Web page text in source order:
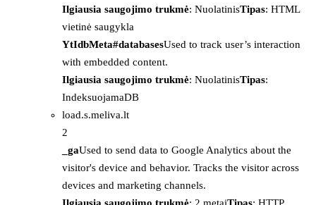
Ilgiausia saugojimo trukmė: NuolatinisTipas: HTML
vietinė saugykla
YtIdbMeta#databasesUsed to track user’s interaction
with embedded content.
Ilgiausia saugojimo trukmė: NuolatinisTipas:
IndeksuojamaDB
load.s.meliva.lt
2
_gaUsed to send data to Google Analytics about the
visitor's device and behavior. Tracks the visitor across
devices and marketing channels.
Ilgiausia saugojimo trukmė: 2 metaiTipas: HTTP